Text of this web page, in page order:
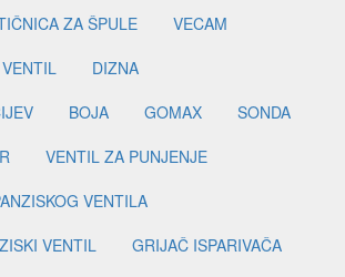
ZA ŠPULE
VECAM
DIZNA
BOJA GOMAX
SONDA
VENTIL ZA PUNJENJE
VENTILA
VENTIL
GRIJAČ ISPARIVAČA